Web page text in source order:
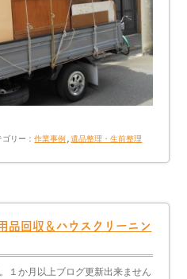
リー：作業事例 ,遺品整理・生前整理
回収＆ハウスクリーニン
１か月以上ブログ更新出来ません